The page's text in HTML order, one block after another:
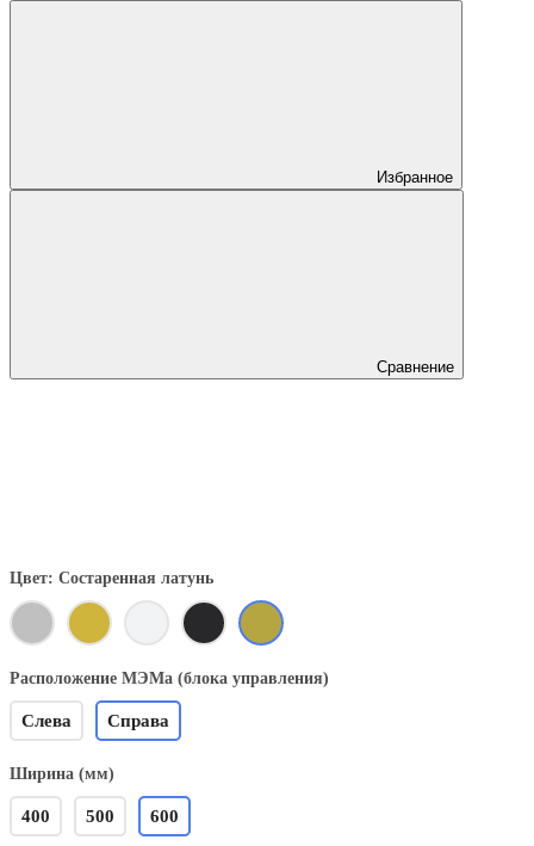
Избранное
Сравнение
Цвет: Состаренная латунь
Расположение МЭМа (блока управления)
Слева Справа
Ширина (мм)
400 500 600